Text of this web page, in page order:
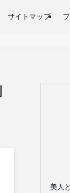
サイトマップ
美人